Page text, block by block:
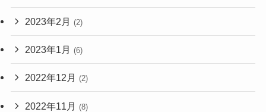
2023年2月 (2)
2023年1月 (6)
2022年12月 (2)
2022年11月 (8)